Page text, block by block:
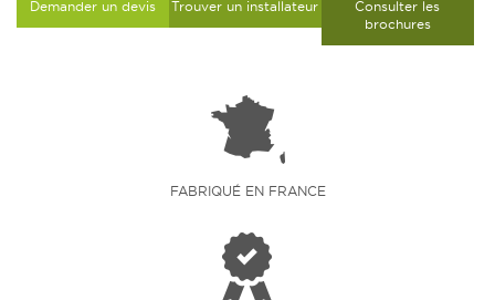
Demander un devis Trouver un installateur
Consulter les
brochures
FABRIQUÉ EN FRANCE